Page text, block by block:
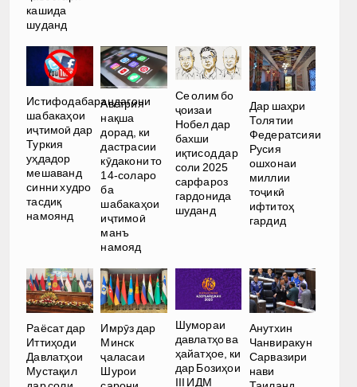
кашида
шуданд
Истифодабарандагони
шабакаҳои
иҷтимоӣ дар
Туркия
уҳдадор
мешаванд
синни худро
тасдиқ
намоянд
Австрия
нақша
дорад, ки
дастрасии
кӯдакони то
14-соларо
ба
шабакаҳои
иҷтимоӣ
манъ
намояд
Се олим бо
ҷоизаи
Нобел дар
бахши
иқтисод дар
соли 2025
сарфароз
гардонида
шуданд
Дар шаҳри
Толятии
Федератсияи
Русия
ошхонаи
миллии
тоҷикӣ
ифтитоҳ
гардид
Раёсат дар
Иттиҳоди
Давлатҳои
Мустақил
Имрӯз дар
Минск
ҷаласаи
Шурои
Шумораи
давлатҳо ва
ҳайатҳое, ки
дар Бозиҳои
III ИДМ
Анутхин
Чанвиракун
Сарвазири
нави